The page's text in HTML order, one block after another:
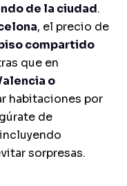
de la ciudad.
, el precio de
compartido
que en
o
habitaciones por
de
sorpresas.